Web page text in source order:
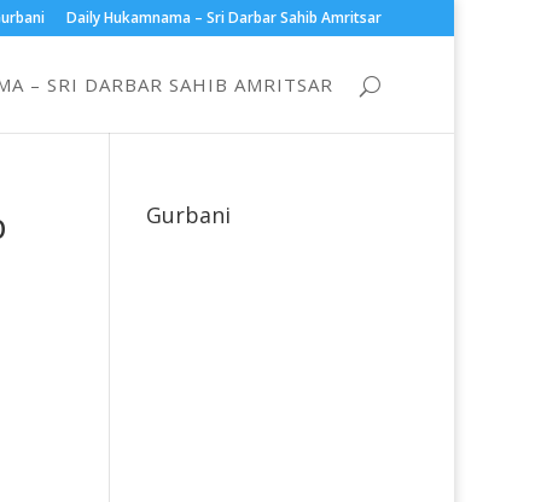
Daily Hukamnama – Sri Darbar Sahib Amritsar
– SRI DARBAR SAHIB AMRITSAR
Gurbani